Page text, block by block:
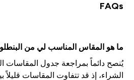
FAQs
ما هو المقاس المناسب لي من
يُنصح دائماً بمراجعة جدول
الشراء، إذ قد تتفاوت المقاسات قليلاً